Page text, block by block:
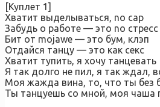
[Куплет 1]
Хватит выделываться, no cap
Забудь о работе — это no стресс
Бит от mojawe — это бум, клэп
Отдайся танцу — это как секс
Хватит тупить, я хочу танцевать
Я так долго не пил, я так ждал,
Моя жажда вина, то, что ты без
Ты танцуешь со мной, моя чаша